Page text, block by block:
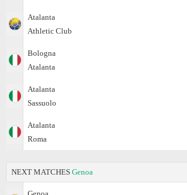
Atalanta
Athletic Club
Bologna
Atalanta
Atalanta
Sassuolo
Atalanta
Roma
NEXT MATCHES Genoa